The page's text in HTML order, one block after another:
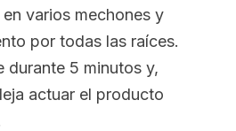
varios mechones y
por todas las raíces.
durante 5 minutos y,
actuar el producto